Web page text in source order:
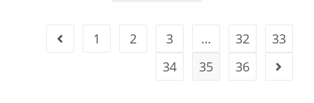
1 2 3 … 32
33
34
35 36